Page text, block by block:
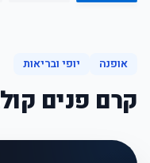
אופנה יופי ובריאות
קרם פנים